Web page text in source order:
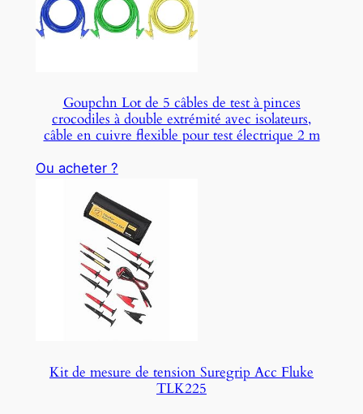
Goupchn Lot de 5 câbles de test à pinces
crocodiles à double extrémité avec isolateurs,
câble en cuivre flexible pour test électrique 2 m
Ou acheter ?
Kit de mesure de tension Suregrip Acc Fluke
TLK225